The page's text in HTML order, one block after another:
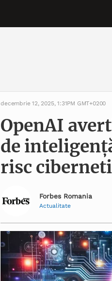
decembrie 12, 2025, 1:31PM GMT+0200
OpenAI
de
risc
Forbes Romania
Actualitate